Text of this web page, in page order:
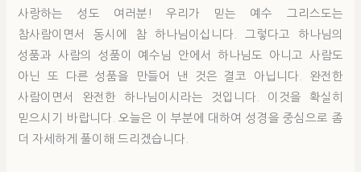
사랑하는 성도 여러분! 우리가 믿는 예수 그리스도는
참사람이면서 동시에 참 하나님이십니다. 그렇다고 하나님의
성품과 사람의 성품이 예수님 안에서 하나님도 아니고 사람도
아닌 또 다른 성품을 만들어 낸 것은 결코 아닙니다. 완전한
사람이면서 완전한 하나님이시라는 것입니다. 이것을 확실히
믿으시기 바랍니다. 오늘은 이 부분에 대하여 성경을 중심으로 좀
더 자세하게 풀이해 드리겠습니다.